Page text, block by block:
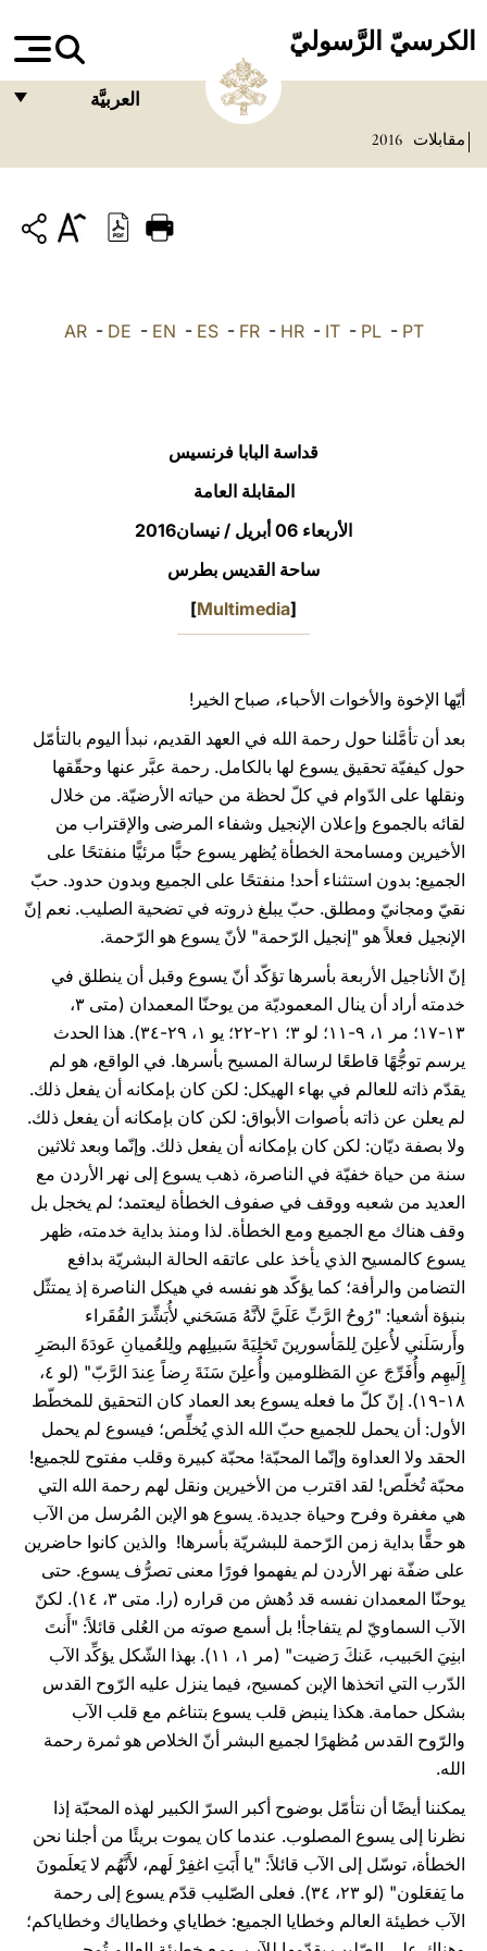
الكرسيّ الرَّسوليّ
العربيَّة
ITALIANO
LATINE
مقابلات 2016
AR- DE - EN - ES- FR- HR- IT- PL- PT
قداسة البابا فرنسيس
المقابلة العامة
الأربعاء 06 أبريل / نيسان2016
ساحة القديس بطرس
[
Multimedia
]
أيّها الإخوة والأخوات الأحباء، صباح الخير!
بعد أن تأمَّلنا حول رحمة الله في العهد القديم، نبدأ اليوم بالتأمّل
حول كيفيّة تحقيق يسوع لها بالكامل. رحمة عبَّر عنها وحقّقها
ونقلها على الدّوام في كلّ لحظة من حياته الأرضيّة. من خلال
لقائه بالجموع وإعلان الإنجيل وشفاء المرضى والإقتراب من
الأخيرين ومسامحة الخطأة يُظهر يسوع حبًّا مرئيًّا منفتحًا على
الجميع: بدون استثناء أحد! منفتحًا على الجميع وبدون حدود. حبّ
نقيّ ومجانيّ ومطلق. حبّ يبلغ ذروته في تضحية الصليب. نعم إنّ
الإنجيل فعلاً هو "إنجيل الرّحمة" لأنّ يسوع هو الرّحمة.
إنّ الأناجيل الأربعة بأسرها تؤكّد أنّ يسوع وقبل أن ينطلق في
خدمته أراد أن ينال المعموديّة من يوحنّا المعمدان (متى ٣،
١٣-١٧؛ مر ١، ٩-١١؛ لو ٣؛ ٢١-٢٢؛ يو ١، ٢٩-٣٤). هذا الحدث
يرسم توجُّهًا قاطعًا لرسالة المسيح بأسرها. في الواقع، هو لم
يقدّم ذاته للعالم في بهاء الهيكل: لكن كان بإمكانه أن يفعل ذلك.
لم يعلن عن ذاته بأصوات الأبواق: لكن كان بإمكانه أن يفعل ذلك.
ولا بصفة ديّان: لكن كان بإمكانه أن يفعل ذلك. وإنّما وبعد ثلاثين
سنة من حياة خفيّة في الناصرة، ذهب يسوع إلى نهر الأردن مع
العديد من شعبه ووقف في صفوف الخطأة ليعتمد؛ لم يخجل بل
وقف هناك مع الجميع ومع الخطأة. لذا ومنذ بداية خدمته، ظهر
يسوع كالمسيح الذي يأخذ على عاتقه الحالة البشريّة بدافع
التضامن والرأفة؛ كما يؤكّد هو نفسه في هيكل الناصرة إذ يمتثّل
بنبؤة أشعيا: "رُوحُ الرَّبِّ عَلَيَّ لأنَّهُ مَسَحَني لأُبَشِّرَ الفُقَراء
وأَرسَلَني لأُعلِنَ لِلمَأسورينَ تَخلِيَةَ سَبيلِهم ولِلعُميانِ عَودَةَ البصَرِ
إِلَيهِم وأُفَرِّجَ عنِ المَظلومين وأُعلِنَ سَنَةَ رِضاً عِندَ الرَّبّ" (لو ٤،
١٨-١٩). إنّ كلّ ما فعله يسوع بعد العماد كان التحقيق للمخطّط
الأول: أن يحمل للجميع حبّ الله الذي يُخلِّص؛ فيسوع لم يحمل
الحقد ولا العداوة وإنّما المحبّة! محبّة كبيرة وقلب مفتوح للجميع!
محبّة تُخلّص! لقد اقترب من الأخيرين ونقل لهم رحمة الله التي
هي مغفرة وفرح وحياة جديدة. يسوع هو الإبن المُرسل من الآب
هو حقًّا بداية زمن الرّحمة للبشريّة بأسرها! والذين كانوا حاضرين
على ضفّة نهر الأردن لم يفهموا فورًا معنى تصرُّف يسوع. حتى
يوحنّا المعمدان نفسه قد دُهش من قراره (را. متى ٣، ١٤). لكنّ
الآب السماويّ لم يتفاجأ! بل أسمع صوته من العُلى قائلاً: "أَنتَ
ابنِيَ الحَبيب، عَنكَ رَضيت" (مر ١، ١١). بهذا الشّكل يؤكِّد الآب
الدّرب التي اتخذها الإبن كمسيح، فيما ينزل عليه الرّوح القدس
بشكل حمامة. هكذا ينبض قلب يسوع بتناغم مع قلب الآب
والرّوح القدس مُظهرًا لجميع البشر أنّ الخلاص هو ثمرة رحمة
الله.
يمكننا أيضًا أن نتأمّل بوضوح أكبر السرّ الكبير لهذه المحبّة إذا
نظرنا إلى يسوع المصلوب. عندما كان يموت بريئًا من أجلنا نحن
الخطأة، توسّل إلى الآب قائلاً: "يا أَبَتِ اغفِرْ لَهم، لأَنَّهُم لا يَعلَمونَ
ما يَفعَلون" (لو ٢٣، ٣٤). فعلى الصّليب قدّم يسوع إلى رحمة
الآب خطيئة العالم وخطايا الجميع: خطاياي وخطاياك وخطاياكم؛